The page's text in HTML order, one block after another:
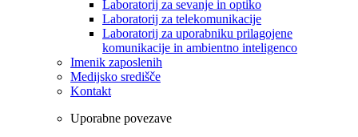
Laboratorij za sevanje in optiko
Laboratorij za telekomunikacije
Laboratorij za uporabniku prilagojene
komunikacije in ambientno inteligenco
Imenik zaposlenih
Medijsko središče
Kontakt
Uporabne povezave